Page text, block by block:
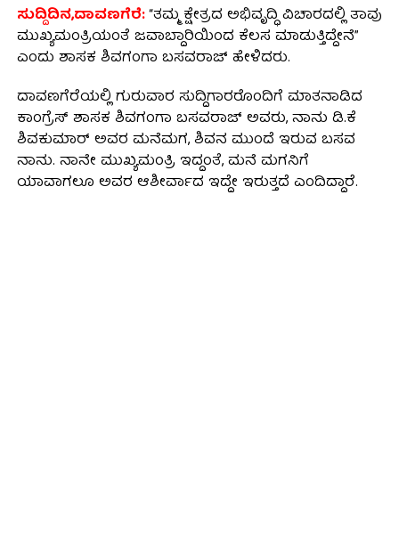
ಸುದ್ದಿದಿನ,ದಾವಣಗೆರೆ:“ತಮ್ಮ ಕ್ಷೇತ್ರದ ಅಭಿವೃದ್ಧಿ ವಿಚಾರದಲ್ಲಿ ತಾವು
ಮುಖ್ಯಮಂತ್ರಿಯಂತೆ ಜವಾಬ್ದಾರಿಯಿಂದ ಕೆಲಸ ಮಾಡುತ್ತಿದ್ದೇನೆ”
ಎಂದು ಶಾಸಕ ಶಿವಗಂಗಾ ಬಸವರಾಜ್ ಹೇಳಿದರು.
ದಾವಣಗೆರೆಯಲ್ಲಿ ಗುರುವಾರ ಸುದ್ದಿಗಾರರೊಂದಿಗೆ ಮಾತನಾಡಿದ
ಕಾಂಗ್ರೆಸ್ ಶಾಸಕ ಶಿವಗಂಗಾ ಬಸವರಾಜ್ ಅವರು, ನಾನು ಡಿ.ಕೆ
ಶಿವಕುಮಾರ್‌ ಅವರ ಮನೆಮಗ, ಶಿವನ ಮುಂದೆ ಇರುವ ಬಸವ
ನಾನು. ನಾನೇ ಮುಖ್ಯಮಂತ್ರಿ ಇದ್ದಂತೆ, ಮನೆ ಮಗನಿಗೆ
ಯಾವಾಗಲೂ ಅವರ ಆಶೀರ್ವಾದ ಇದ್ದೇ ಇರುತ್ತದೆ ಎಂದಿದ್ದಾರೆ.